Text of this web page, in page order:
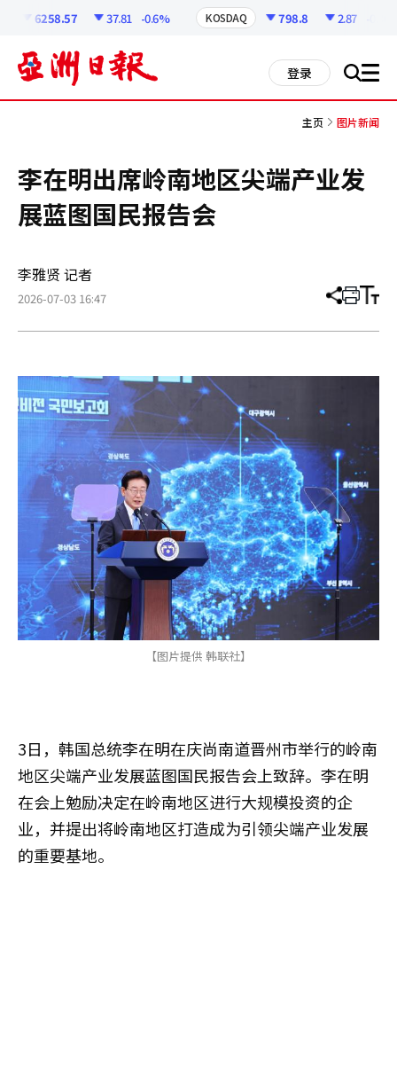
6258.57 37.81 -0.6% KOSDAQ 798.8 2.87
登录 搜 all
主页 图片新闻
李在明出席岭南地区尖端产业发
展蓝图国民报告会
李雅贤 记者
2026-07-03 16:47 分
章
打 调
小
【图片提供 韩联社】
3日，韩国总统李在明在庆尚南道晋州市举行的岭南
地区尖端产业发展蓝图国民报告会上致辞。李在明
在会上勉励决定在岭南地区进行大规模投资的企
业，并提出将岭南地区打造成为引领尖端产业发展
的重要基地。